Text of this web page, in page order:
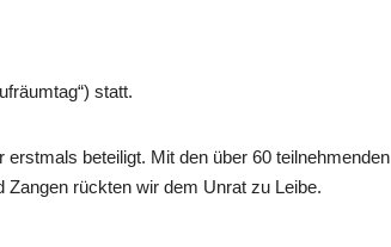
statt.
beteiligt. Mit den über 60 teilnehmenden
rückten wir dem Unrat zu Leibe.